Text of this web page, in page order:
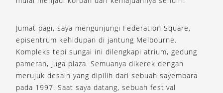
Jumat pagi, saya mengunjungi Federation Square,
episentrum kehidupan di jantung Melbourne.
Kompleks tepi sungai ini dilengkapi atrium, gedung
pameran, juga plaza. Semuanya dikerek dengan
merujuk desain yang dipilih dari sebuah sayembara
pada 1997. Saat saya datang, sebuah festival